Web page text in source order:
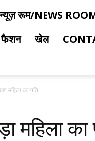
न्यूज़ रूम/NEWS
फैशन खेल
महिला का पति
महिला का